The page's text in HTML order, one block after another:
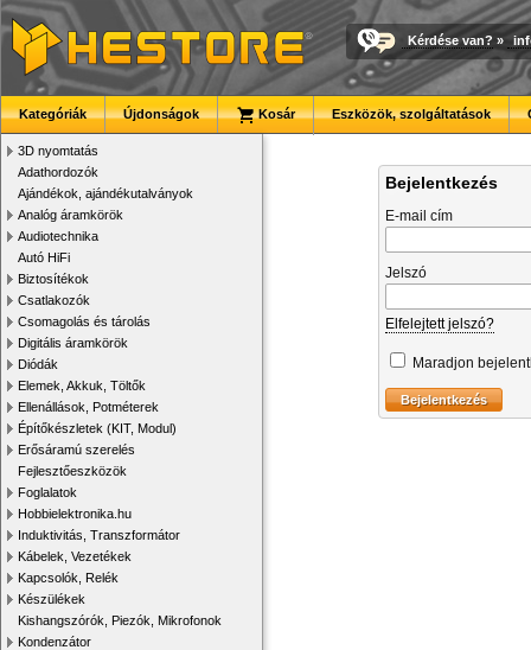
Kérdése van? »
Kategóriák Újdonságok Kosár Eszközök, szolgáltatások
3D nyomtatás
Adathordozók
Ajándékok, ajándékutalványok
Analóg áramkörök
Audiotechnika
Autó HiFi
Biztosítékok
Csatlakozók
Csomagolás és tárolás
Digitális áramkörök
Diódák
Elemek, Akkuk, Töltők
Ellenállások, Potméterek
Építőkészletek (KIT, Modul)
Erősáramú szerelés
Fejlesztőeszközök
Foglalatok
Hobbielektronika.hu
Induktivitás, Transzformátor
Kábelek, Vezetékek
Kapcsolók, Relék
Készülékek
Kishangszórók, Piezók, Mikrofonok
Kondenzátor
Bejelentkezés
E-mail cím
Jelszó
Elfelejtett jelszó?
Maradjon